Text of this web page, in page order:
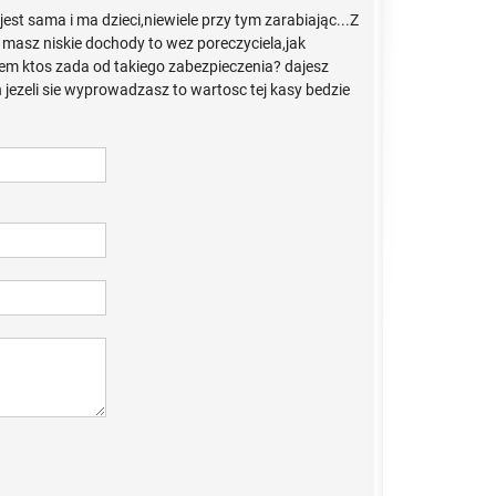
sama i ma dzieci,niewiele przy tym zarabiając...Z
niskie dochody to wez poreczyciela,jak
ktos zada od takiego zabezpieczenia? dajesz
sie wyprowadzasz to wartosc tej kasy bedzie